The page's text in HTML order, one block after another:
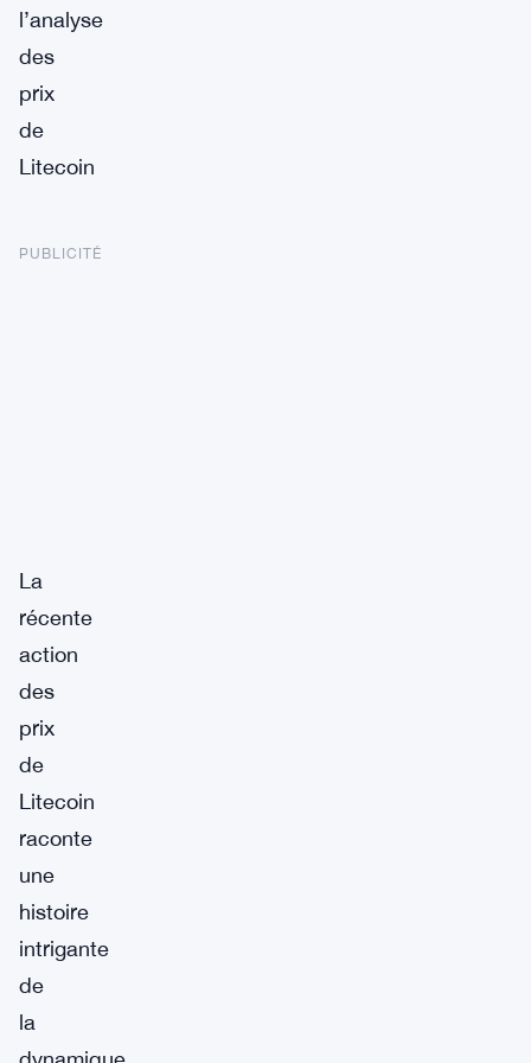
l’analyse
des
prix
de
Litecoin
PUBLICITÉ
La
récente
action
des
prix
de
Litecoin
raconte
une
histoire
intrigante
de
la